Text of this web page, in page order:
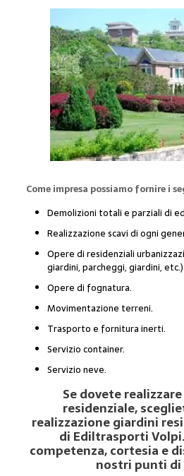
Come impresa possiamo fornire i
Demolizioni totali e parziali di
Realizzazione scavi di ogni
Opere di residenziali
giardini, parcheggi, giardini, etc.).
Opere di fognatura.
Movimentazione terreni.
Trasporto e fornitura inerti.
Servizio container.
Servizio neve.
Se dovete
residenziale,
realizzazione giardini
di Ediltrasporti
competenza, cortesia e
nostri punti di